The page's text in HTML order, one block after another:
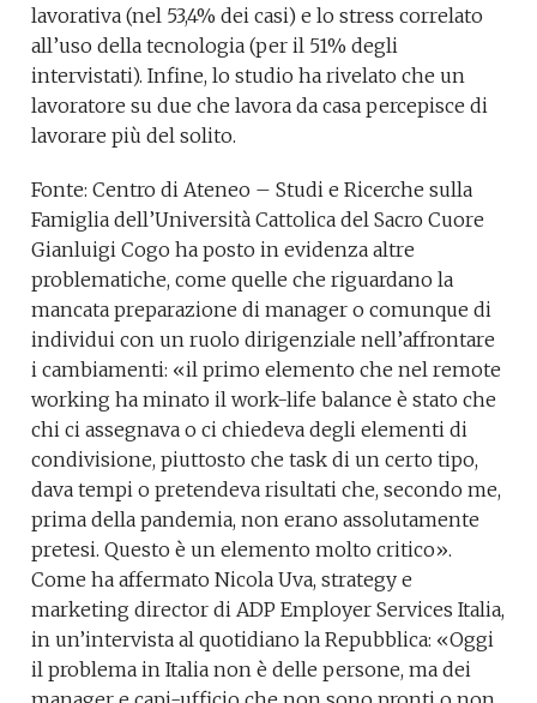
lavorativa (nel 53,4% dei casi) e lo stress correlato
all’uso della tecnologia (per il 51% degli
intervistati). Infine, lo studio ha rivelato che un
lavoratore su due che lavora da casa percepisce di
lavorare più del solito.
Fonte: Centro di Ateneo – Studi e Ricerche sulla
Famiglia dell’Università Cattolica del Sacro Cuore
Gianluigi Cogo ha posto in evidenza altre
problematiche, come quelle che riguardano la
mancata preparazione di manager o comunque di
individui con un ruolo dirigenziale nell’affrontare
i cambiamenti: «il primo elemento che nel remote
working ha minato il work-life balance è stato che
chi ci assegnava o ci chiedeva degli elementi di
condivisione, piuttosto che task di un certo tipo,
dava tempi o pretendeva risultati che, secondo me,
prima della pandemia, non erano assolutamente
pretesi. Questo è un elemento molto critico».
Come ha affermato Nicola Uva, strategy e
marketing director di ADP Employer Services Italia,
in un’intervista al quotidiano la Repubblica: «Oggi
il problema in Italia non è delle persone, ma dei